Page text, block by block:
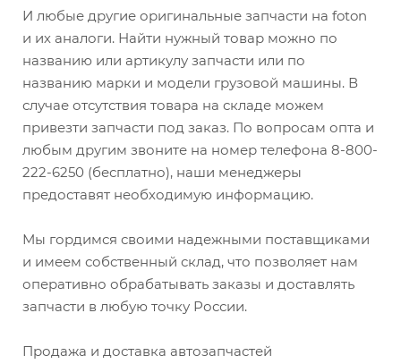
И любые другие оригинальные запчасти на foton
и их аналоги. Найти нужный товар можно по
названию или артикулу запчасти или по
названию марки и модели грузовой машины. В
случае отсутствия товара на складе можем
привезти запчасти под заказ. По вопросам опта и
любым другим звоните на номер телефона 8-800-
222-6250 (бесплатно), наши менеджеры
предоставят необходимую информацию.
Мы гордимся своими надежными поставщиками
и имеем собственный склад, что позволяет нам
оперативно обрабатывать заказы и доставлять
запчасти в любую точку России.
Продажа и доставка автозапчастей